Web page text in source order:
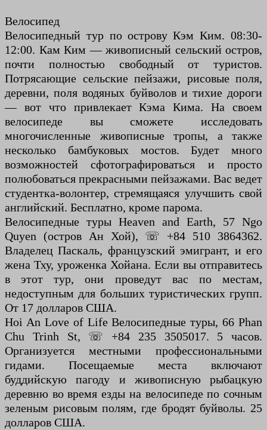
Велосипед
Велосипедный тур по острову Кэм Ким. 08:30-
12:00. Кам Ким — живописный сельский остров,
почти полностью свободный от туристов.
Потрясающие сельские пейзажи, рисовые поля,
деревни, поля водяных буйволов и тихие дороги
— вот что привлекает Кэма Кима. На своем
велосипеде вы сможете исследовать
многочисленные живописные тропы, а также
несколько бамбуковых мостов. Будет много
возможностей сфотографироваться и просто
полюбоваться прекрасными пейзажами. Вас ведет
студентка-волонтер, стремящаяся улучшить свой
английский. Бесплатно, кроме парома.
Велосипедные туры Heaven and Earth, 57 Ngo
Quyen (остров Ан Хой), ☏ +84 510 3864362.
Владелец Паскаль, французский эмигрант, и его
жена Тху, уроженка Хойана. Если вы отправитесь
в этот тур, они проведут вас по местам,
недоступным для больших туристических групп.
От 17 долларов США.
Hoi An Love of Life Велосипедные туры, 66 Phan
Chu Trinh St, ☏ +84 235 3505017. 5 часов.
Организуется местными профессиональными
гидами. Посещаемые места включают
буддийскую пагоду и живописную рыбацкую
деревню во время езды на велосипеде по сочным
зеленым рисовым полям, где бродят буйволы. 25
долларов США.